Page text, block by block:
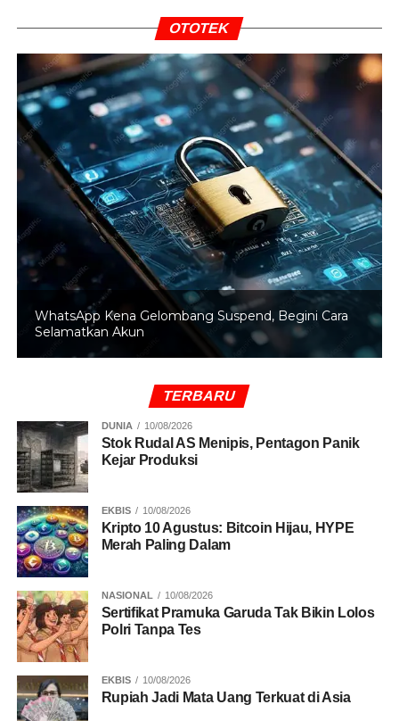
calon Aparatur Sipil Negara (ASN).
RELATED TOPICS: KEMENDAGRI VIRAL
UP NEXT
Komunitas Peduli BPJS: Kenaikan Premi Bukan
Solusi
DON'T MISS
Indonesia Dorong AS Bantu Selesaikan Isu
Palestina
OTOTEK
WhatsApp Kena Gelombang Suspend, Begini Cara
Selamatkan Akun
TERBARU
DUNIA 10/08/2026
Stok Rudal AS Menipis, Pentagon Panik
Kejar Produksi
EKBIS 10/08/2026
Kripto 10 Agustus: Bitcoin Hijau, HYPE
Merah Paling Dalam
NASIONAL 10/08/2026
Sertifikat Pramuka Garuda Tak Bikin Lolos
Polri Tanpa Tes
EKBIS 10/08/2026
Rupiah Jadi Mata Uang Terkuat di Asia